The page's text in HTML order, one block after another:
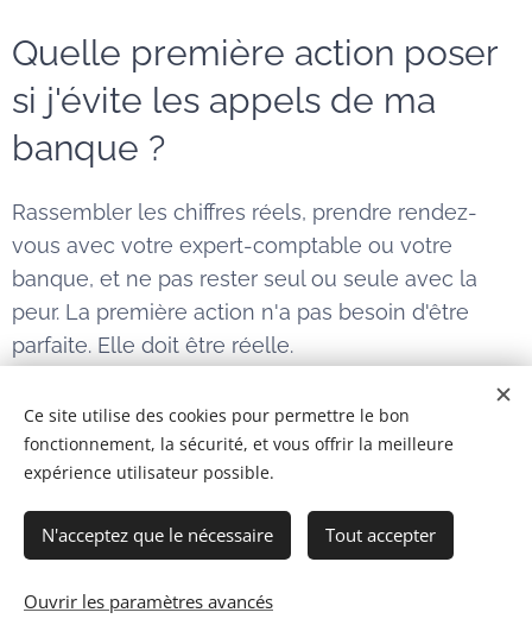
Quelle première action poser
si j'évite les appels de ma
banque ?
Rassembler les chiffres réels, prendre rendez-
vous avec votre expert-comptable ou votre
banque, et ne pas rester seul ou seule avec la
peur. La première action n'a pas besoin d'être
parfaite. Elle doit être réelle.
Share
Ce site utilise des cookies pour permettre le bon
fonctionnement, la sécurité, et vous offrir la meilleure
expérience utilisateur possible.
N'acceptez que le nécessaire Tout accepter
Ouvrir les paramètres avancés